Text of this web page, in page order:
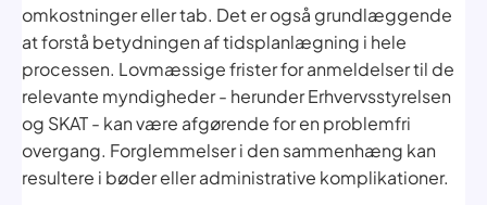
omkostninger eller tab. Det er også grundlæggende
at forstå betydningen af tidsplanlægning i hele
processen. Lovmæssige frister for anmeldelser til de
relevante myndigheder - herunder Erhvervsstyrelsen
og SKAT - kan være afgørende for en problemfri
overgang. Forglemmelser i den sammenhæng kan
resultere i bøder eller administrative komplikationer.